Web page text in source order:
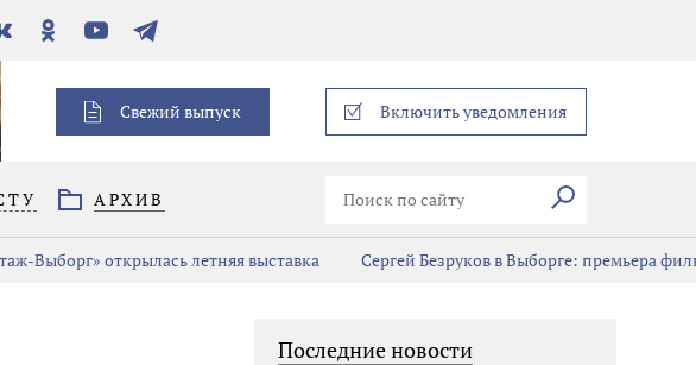
Одноклассники
YouTubeТелеграм
Свежий выпуск Включить уведомления
АРХИВ Искать
Выборг» открылась летняя выставка Сергей Безруков в Выборге: премьера
Последние новости